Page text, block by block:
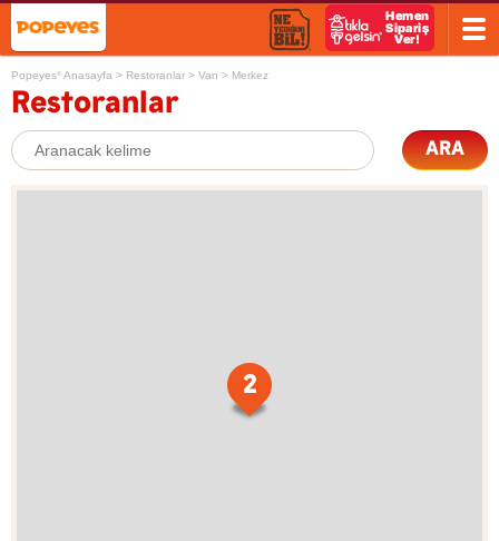
Popeyes® Anasayfa > Restoranlar > Van > Merkez
Restoranlar
ARA
2